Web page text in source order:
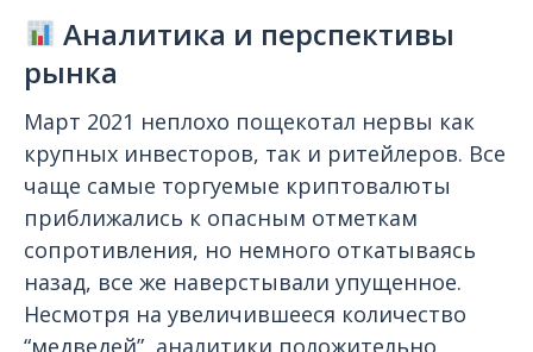
Аналитика и перспективы
рынка
Март 2021 неплохо пощекотал нервы как
крупных инвесторов, так и ритейлеров. Все
чаще самые торгуемые криптовалюты
приближались к опасным отметкам
сопротивления, но немного откатываясь
назад, все же наверстывали упущенное.
Несмотря на увеличившееся количество
“медведей”, аналитики положительно